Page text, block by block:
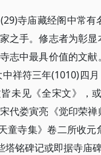
寺庙藏经阁中常
之手。修志者为彰
志中最具价值的文
祥符三年(1010)四
未见《全宋文》，
代娄寅亮《觉印荣
童寺集》卷二所收
铭碑记或即据寺庙碑